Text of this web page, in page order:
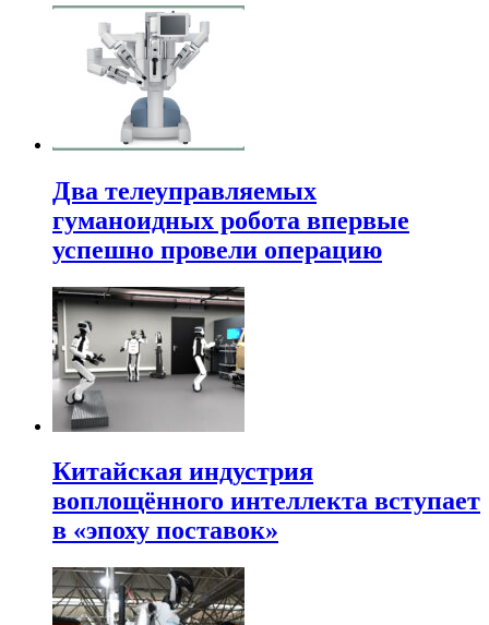
Два телеуправляемых
гуманоидных робота впервые
успешно провели операцию
Китайская индустрия
воплощённого интеллекта вступает
в «эпоху поставок»